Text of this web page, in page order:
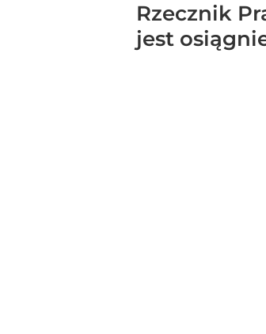
Rzecznik
jest